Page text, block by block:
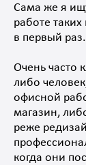
Сама же я
работе таких
в первый раз.
Очень часто
либо
офисной
магазин,
реже
когда они